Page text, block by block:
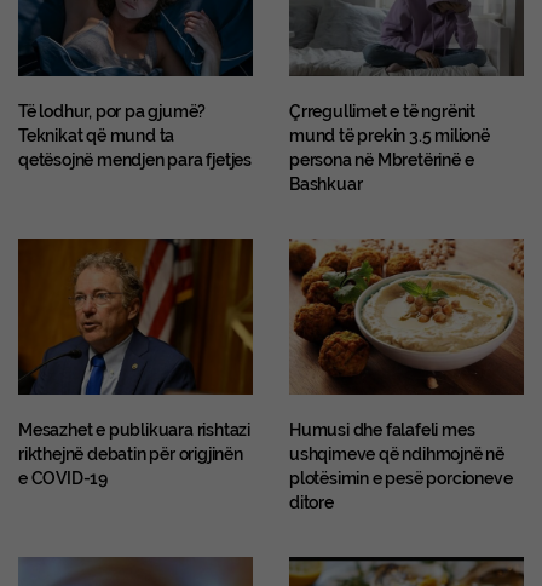
Të lodhur, por pa gjumë?
Teknikat që mund ta
qetësojnë mendjen para fjetjes
Çrregullimet e të ngrënit
mund të prekin 3.5 milionë
persona në Mbretërinë e
Bashkuar
Mesazhet e publikuara rishtazi
rikthejnë debatin për origjinën
e COVID-19
Humusi dhe falafeli mes
ushqimeve që ndihmojnë në
plotësimin e pesë porcioneve
ditore